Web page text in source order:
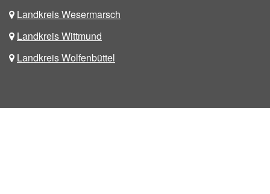
Landkreis Wesermarsch
Landkreis Wittmund
Landkreis Wolfenbüttel